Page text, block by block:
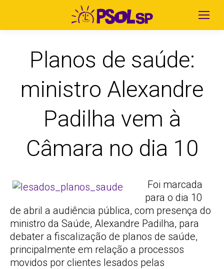
Planos de saúde:
ministro Alexandre
Padilha vem à
Câmara no dia 10
Foi marcada
para o dia 10
de abril a audiência pública, com presença do
ministro da Saúde, Alexandre Padilha, para
debater a fiscalização de planos de saúde,
principalmente em relação a processos
movidos por clientes lesados pelas